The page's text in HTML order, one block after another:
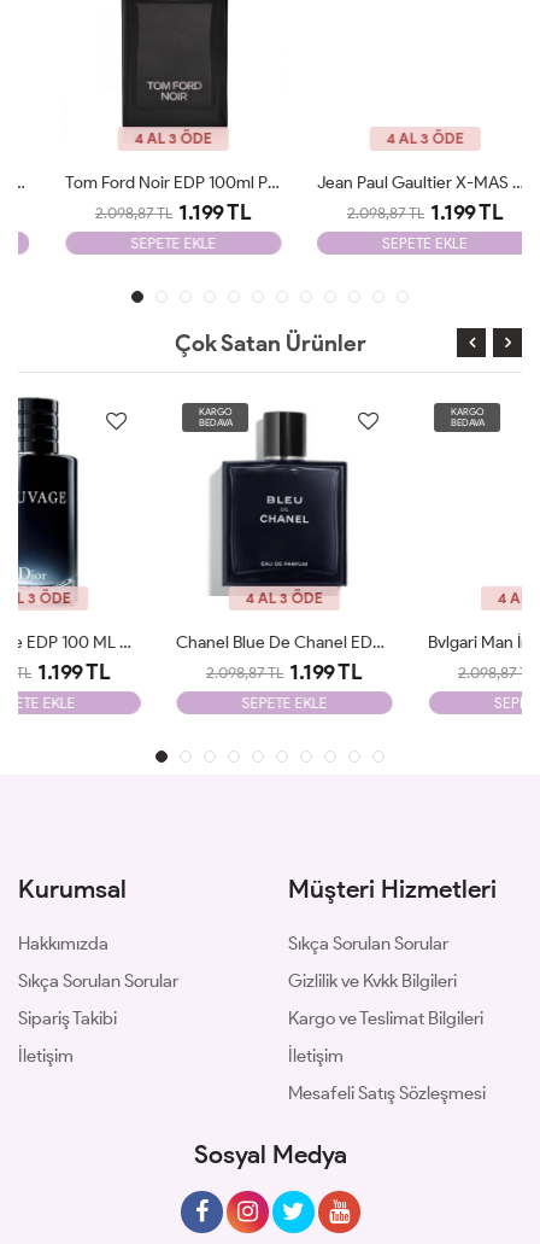
4 AL 3 ÖDE
Tom Ford Noir EDP 100ml Parfüm Man Tester
2.098,87 TL 1.199 TL
SEPETE EKLE
4 AL 3 ÖDE
Jean Paul Gaultier X-MAS Edition 125 Ml Parfüm Man Tester
2.098,87 TL 1.199 TL
SEPETE EKLE
Çok Satan Ürünler
Chanel Blue De Chanel EDP 100ml Parfüm Man Tester
2.098,87 TL 1.199 TL
SEPETE EKLE
Bvlgari Man İn Black EDP 100ml Parfüm Man Tester
2.098,87 TL 1.199 TL
SEPETE EKLE
Kurumsal
Hakkımızda
Sıkça Sorulan Sorular
Sipariş Takibi
İletişim
Müşteri Hizmetleri
Sıkça Sorulan Sorular
Gizlilik ve Kvkk Bilgileri
Kargo ve Teslimat Bilgileri
İletişim
Mesafeli Satış Sözleşmesi
Sosyal Medya